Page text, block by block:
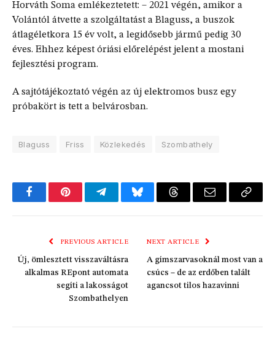
Horváth Soma emlékeztetett: – 2021 végén, amikor a
Volántól átvette a szolgáltatást a Blaguss, a buszok
átlagéletkora 15 év volt, a legidősebb jármű pedig 30
éves. Ehhez képest óriási előrelépést jelent a mostani
fejlesztési program.
A sajtótájékoztató végén az új elektromos busz egy
próbakört is tett a belvárosban.
Blaguss Friss Közlekedés Szombathely
FacebookPinterestTelegramBlueskyThreadsEmail
Copy
PREVIOUS ARTICLE
Új, ömlesztett visszaváltásra
alkalmas REpont automata
segíti a lakosságot
Szombathelyen
NEXT ARTICLE
A gímszarvasoknál most van a
csúcs – de az erdőben talált
agancsot tilos hazavinni